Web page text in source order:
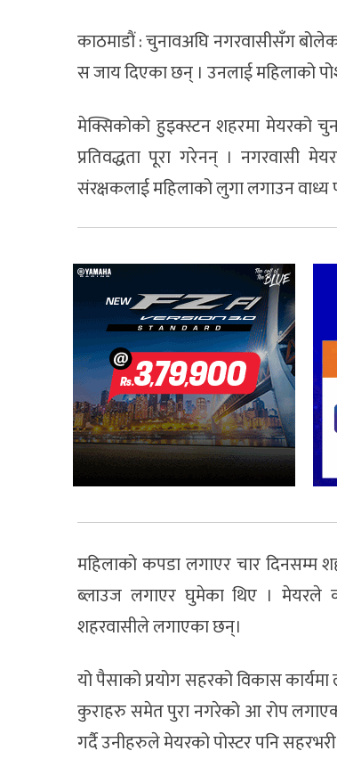
काठमाडाैं : चुनावअघि नगरवासीसँग
स जाय दिएका छन् । उनलाई महिलाको
मेक्सिकोको हुइक्स्टन शहरमा मेयरको
प्रतिवद्धता पूरा गरेनन् । नगरवासी
संरक्षकलाई महिलाको लुगा लगाउन
महिलाको कपडा लगाएर चार दिनसम्म
ब्लाउज लगाएर घुमेका थिए । मेयरले
शहरवासीले लगाएका छन्।
यो पैसाको प्रयोग सहरको विकास
कुराहरु समेत पुरा नगरेको आ रोप
गर्दै उनीहरुले मेयरको पोस्टर पनि